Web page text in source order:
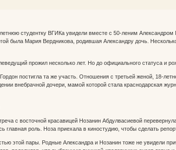
студентку ВГИКа увидели вместе с 50-леним Александром
была Мария Вердникова, родившая Александру дочь.
прожил несколько лет. Но до официального статуса и
постигла та же участь. Отношения с третьей женой, 18-
внебрачной дочери, мамой которой стала краснодарская
с восточной красавицей Нозанин Абдулвасиевой
роль. Ноза приехала в киностудию, чтобы сделать
этой пары. Родные Александра и Нозанин тоже не увидели